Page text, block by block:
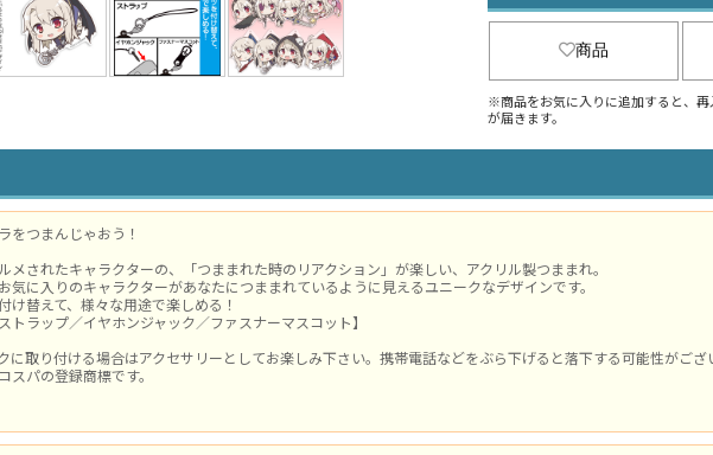
商品
※商品をお気に入りに追加すると、
が届きます。
をつまんじゃおう！
メされたキャラクターの、「つままれた時のリアクション」が楽しい、アクリル製つままれ。
気に入りのキャラクターがあなたにつままれているように見えるユニークなデザインです。
け替えて、様々な用途で楽しめる！
トラップ／イヤホンジャック／ファスナーマスコット】
取り付ける場合はアクセサリーとしてお楽しみ下さい。携帯電話などをぶら下げると落下する可能性がござ
パの登録商標です。